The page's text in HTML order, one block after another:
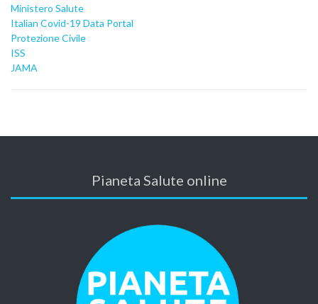
Ministero Salute
Italian Covid-19 Data Portal
Protezione Civile
ISS
JAMA
Pianeta Salute online